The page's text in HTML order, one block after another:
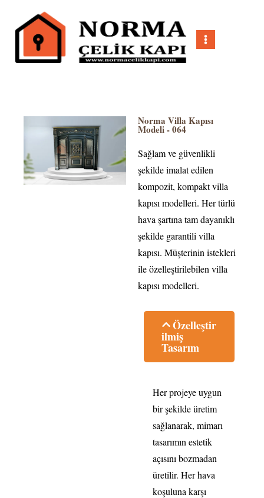
Norma Villa Kapısı
Modeli - 064
Sağlam ve güvenlikli
şekilde imalat edilen
kompozit, kompakt villa
kapısı modelleri. Her türlü
hava şartına tam dayanıklı
şekilde garantili villa
kapısı. Müşterinin istekleri
ile özelleştirilebilen villa
kapısı modelleri.
Özelleştir
ilmiş
Tasarım
Her projeye uygun
bir şekilde üretim
sağlanarak, mimarı
tasarımın estetik
açısını bozmadan
üretilir. Her hava
koşuluna karşı